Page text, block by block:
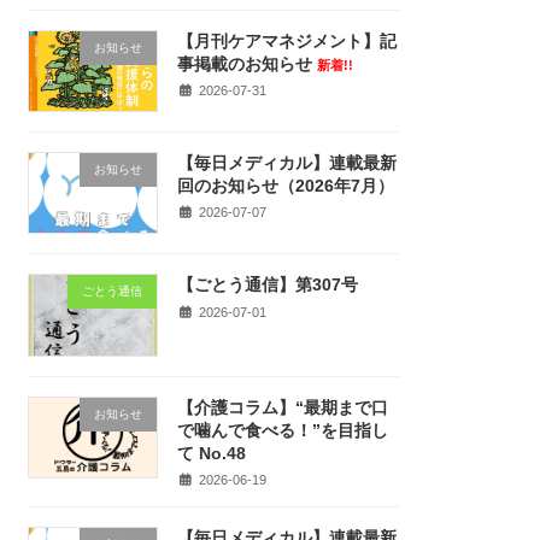
お知らせ
【月刊ケアマネジメント】記
事掲載のお知らせ 新着!!
2026-07-31
お知らせ
【毎日メディカル】連載最新
回のお知らせ（2026年7月）
2026-07-07
ごとう通信 【ごとう通信】第307号
2026-07-01
お知らせ
【介護コラム】“最期まで口
で噛んで食べる！”を目指し
て No.48
2026-06-19